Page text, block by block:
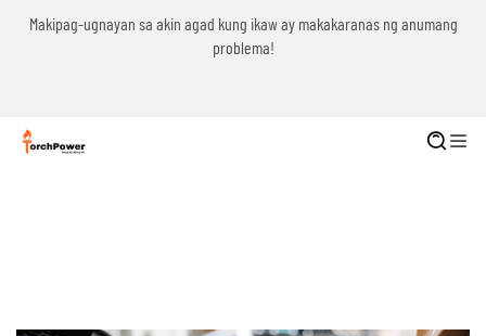
Makipag-ugnayan sa akin agad kung ikaw ay makakaranas ng anumang
problema!